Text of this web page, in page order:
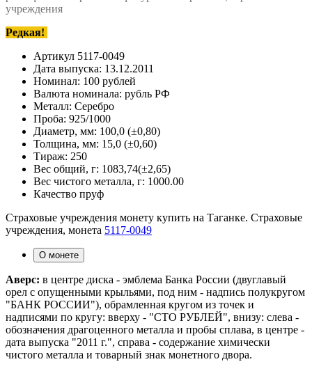
учреждения
Редкая!
Артикул 5117-0049
Дата выпуска: 13.12.2011
Номинал: 100 рублей
Валюта номинала: рубль РФ
Металл: Серебро
Проба: 925/1000
Диаметр, мм: 100,0 (±0,80)
Толщина, мм: 15,0 (±0,60)
Тираж: 250
Вес общий, г: 1083,74(±2,65)
Вес чистого металла, г: 1000.00
Качество пруф
Страховые учреждения монету купить на Таганке. Страховые
учреждения, монета 5117-0049
О монете
Аверс: в центре диска - эмблема Банка России (двуглавый
орел с опущенными крыльями, под ним - надпись полукругом
"БАНК РОССИИ"), обрамленная кругом из точек и
надписями по кругу: вверху - "СТО РУБЛЕЙ", внизу: слева -
обозначения драгоценного металла и пробы сплава, в центре -
дата выпуска "2011 г.", справа - содержание химически
чистого металла и товарный знак монетного двора.